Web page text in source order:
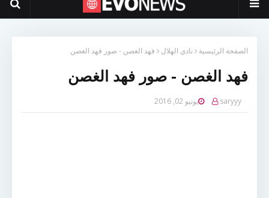
الصفحة الرئيسية نادي الهلال فهد الغصن - صور فهد الغصن
فهد الغصن - صور فهد الغصن
saryyy يونيو 02, 2016